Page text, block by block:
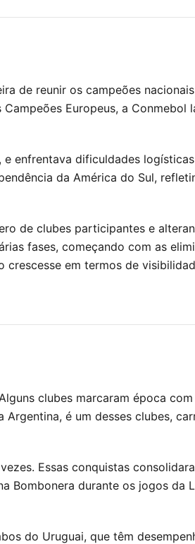
de reunir os campeões
Europeus, a Conmebol
enfrentava dificuldades
da América do Sul,
de clubes participantes e
fases, começando com as
em termos de
clubes marcaram época
é um desses clubes,
Essas conquistas
Bombonera durante os jogos da
do Uruguai, que têm